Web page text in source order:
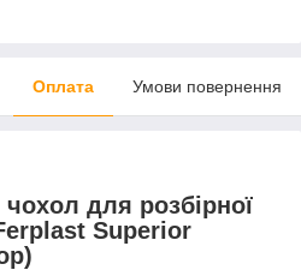
Оплата Умови повернення
для розбірної
Superior